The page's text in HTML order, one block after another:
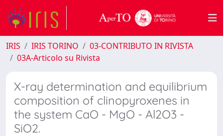
IRIS IRIS TORINO
03-CONTRIBUTO IN RIVISTA
03A-Articolo su Rivista
X-ray determination and equilibrium
composition of clinopyroxenes in
the system CaO - MgO - Al2O3 -
SiO2.